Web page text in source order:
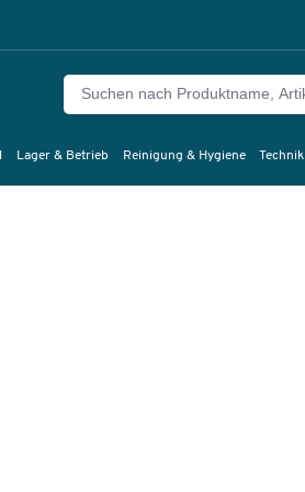
Lager & Betrieb Reinigung & Hygiene Technik